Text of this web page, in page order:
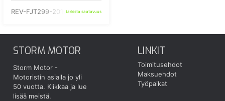
REV-FJT299-2010-tarkista saatavuus
STORM MOTOR
Storm Motor -
Motoristin asialla jo yli
50 vuotta. Klikkaa ja lue
lisää meistä.
LINKIT
Toimitusehdot
Maksuehdot
Työpaikat